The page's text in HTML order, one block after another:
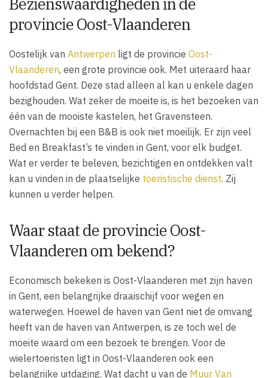
provincie Oost-Vlaanderen
Oostelijk van Antwerpen ligt de provincie Oost-
Vlaanderen, een grote provincie ook. Met uiteraard haar
hoofdstad Gent. Deze stad alleen al kan u enkele dagen
bezighouden. Wat zeker de moeite is, is het bezoeken van
één van de mooiste kastelen, het Gravensteen.
Overnachten bij een B&B is ook niet moeilijk. Er zijn veel
Bed en Breakfast’s te vinden in Gent, voor elk budget.
Wat er verder te beleven, bezichtigen en ontdekken valt
kan u vinden in de plaatselijke toeristische dienst. Zij
kunnen u verder helpen.
Waar staat de provincie Oost-
Vlaanderen om bekend?
Economisch bekeken is Oost-Vlaanderen met zijn haven
in Gent, een belangrijke draaischijf voor wegen en
waterwegen. Hoewel de haven van Gent niet de omvang
heeft van de haven van Antwerpen, is ze toch wel de
moeite waard om een bezoek te brengen. Voor de
wielertoeristen ligt in Oost-Vlaanderen ook een
belangrijke uitdaging. Wat dacht u van de Muur Van